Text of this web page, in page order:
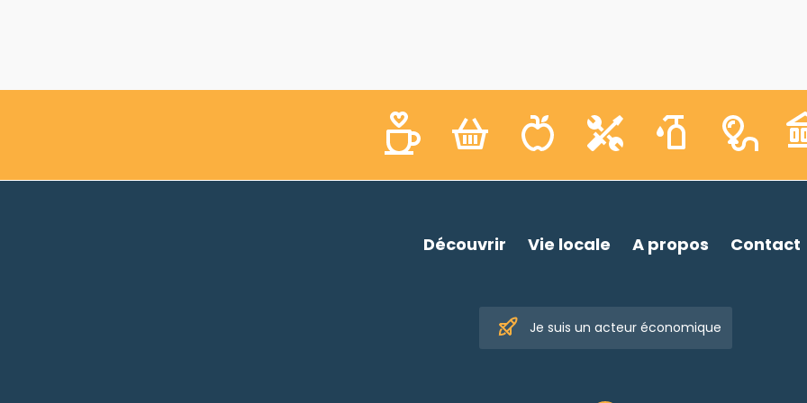
Découvrir Vie locale A propos Contact
Je suis un acteur économique